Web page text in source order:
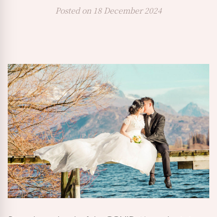
Posted on 18 December 2024